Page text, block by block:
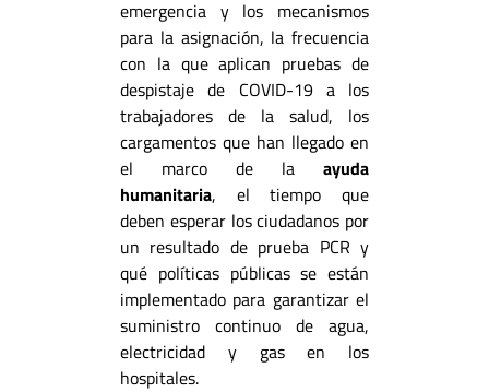
emergencia y los mecanismos
para la asignación, la frecuencia
con la que aplican pruebas de
despistaje de COVID-19 a los
trabajadores de la salud, los
cargamentos que han llegado en
el marco de la ayuda
humanitaria, el tiempo que
deben esperar los ciudadanos por
un resultado de prueba PCR y
qué políticas públicas se están
implementado para garantizar el
suministro continuo de agua,
electricidad y gas en los
hospitales.